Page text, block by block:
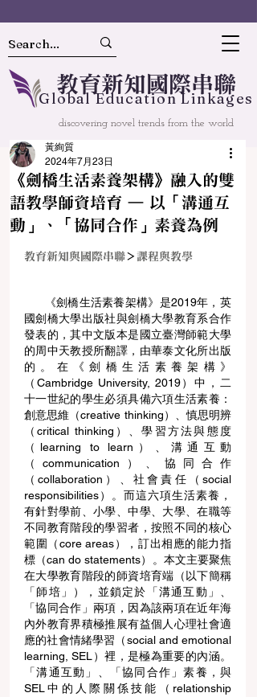
教育新知國 際串聯
GlobalEducation Linkages
discovering novel trends from the world
《劍橋生活素養架構》融入的雙
語教學師資培育 — 以「溝通互
動」、「協同合作」素養為例
黃絢質
2024年7月23日
教育新知與國際串聯＞ 課程與教學
國劍橋大學出版社與劍橋大學教育系合作
發表的，其中文版本是國立臺灣師範大學
的周中天教授所翻譯，由華泰文化所出版
的。在《劍橋生活素養架構》
（Cambridge University, 2019）中，二
十一世紀的學生必須具備六項生活素養：
創意思維（creative thinking）、慎思明辨
（critical thinking）、學習方法與態度
（learning to learn）、溝通互動
（communication）、協同合作
（collaboration）、社會責任（social
responsibilities）。而這六項生活素養，
有針對學前、小學、中學、大學、在職等
不同教育階段的學習者，按照不同的核心
範圍（core areas），訂出相應的能力指
標（can do statements）。本文主要聚焦
在大學教育階段的師資培育端（以下簡稱
「師培」），並鎖定於「溝通互動」、
「協同合作」兩項，因為該兩項在近年海
內外教育界積極推展有益個人心理社會適
應的社會情緒學習（social and emotional
learning, SEL）裡，是極為重要的內涵。
「溝通互動」、「協同合作」素養，與
SEL中的人際關係技能（relationship